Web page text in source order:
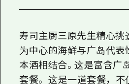
寿司主厨三原先生精心挑
为中心的海鲜与广岛代表
本酒相结合。这是富含广
套餐。 这是一道套餐，